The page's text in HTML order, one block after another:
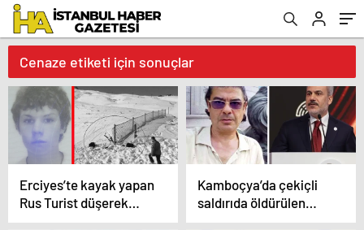
Cenaze etiketi için sonuçlar
Erciyes’te kayak yapan
Rus Turist düşerek
hayatını kaybetmişti:
Kamboçya’da çekiçli
saldırıda öldürülen
Türk için Bakan Fidan